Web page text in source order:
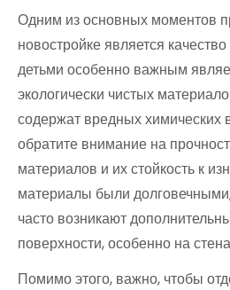
Одним из основных моментов
новостройке является
детьми особенно важным
экологически чистых
содержат вредных химических
обратите внимание на
материалов и их стойкость к
материалы были долговечными,
часто возникают
поверхности, особенно на
Помимо этого, важно, чтобы